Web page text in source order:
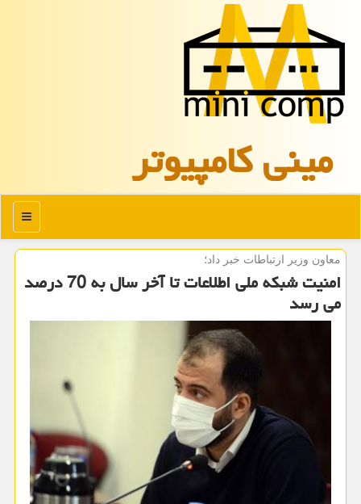
مینی كامپیوتر
منو
معاون وزیر ارتباطات خبر داد؛
امنیت شبکه ملی اطلاعات تا آخر سال به 70 درصد
می رسد